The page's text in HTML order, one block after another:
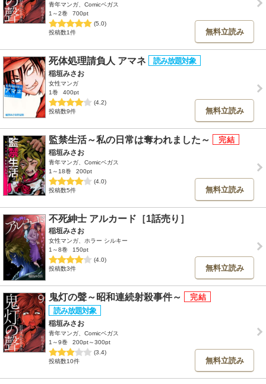
青年マンガ、Comicベガス
1～2巻
700pt
(5.0)
投稿数1件
無料立読み
死体処理請負人 アマネ
稲垣みさお
女性マンガ
1巻
400pt
(4.2)
投稿数9件
無料立読み
監禁生活～私の日常は奪われました～
稲垣みさお
青年マンガ、Comicベガス
1～18巻
200pt
(4.0)
投稿数5件
無料立読み
不死紳士 アルカード［1話売り］
稲垣みさお
女性マンガ、ホラー シルキー
1～8巻
150pt
(4.0)
投稿数3件
無料立読み
鬼灯の聲～昭和連続射殺事件～
稲垣みさお
青年マンガ、Comicベガス
1～9巻
200pt～300pt
(3.4)
投稿数10件
無料立読み